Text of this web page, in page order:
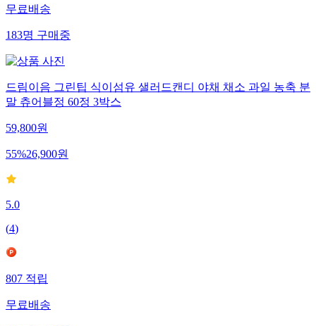
무료배송
183명구매중
드림이음 그린팁 식이섬유 샐러드캔디 야채 채소 과일 농축 분
말 츄어블정 60정 3박스
59,800원
55%26,900원
5.0
(4)
807적립
무료배송